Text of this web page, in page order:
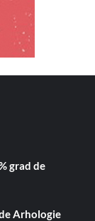
grad de
Arhologie